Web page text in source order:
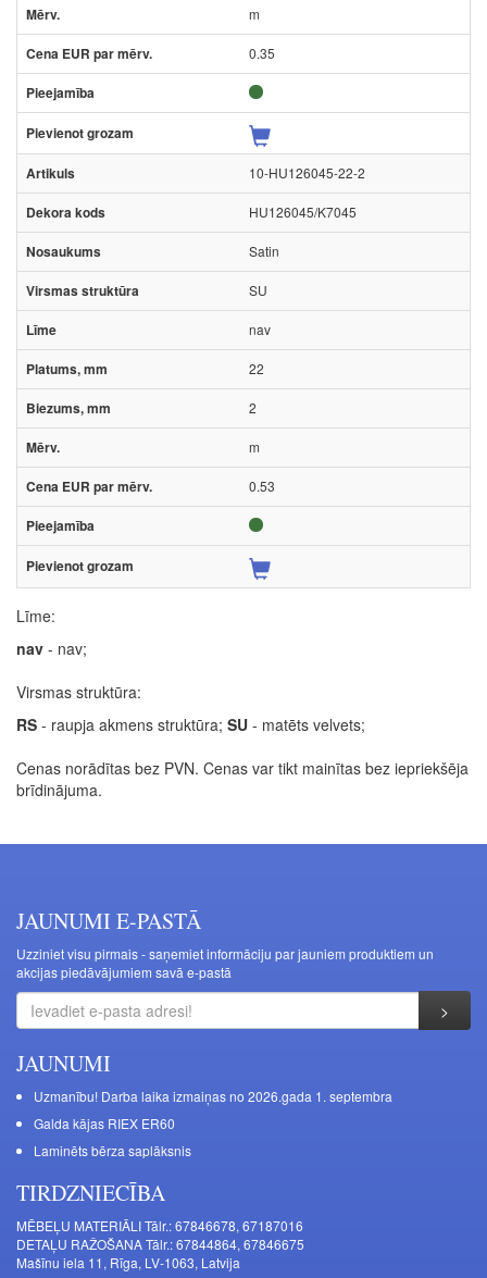
m
0.35
10-HU126045-22-2
HU126045/K7045
Satin
SU
nav
22
2
m
0.53
Līme:
nav - nav;
Virsmas struktūra:
RS - raupja akmens struktūra; SU - matēts velvets;
Cenas norādītas bez PVN. Cenas var tikt mainītas bez iepriekšēja
brīdinājuma.
JAUNUMI E-PASTĀ
Uzziniet visu pirmais - saņemiet informāciju par jauniem produktiem un
akcijas piedāvājumiem savā e-pastā
JAUNUMI
Uzmanību! Darba laika izmaiņas no 2026.gada 1. septembra
Galda kājas RIEX ER60
Laminēts bērza saplāksnis
TIRDZNIECĪBA
MĒBEĻU MATERIĀLI Tālr.: 67846678, 67187016
DETAĻU RAŽOŠANA Tālr.: 67844864, 67846675
Mašīnu iela 11, Rīga, LV-1063, Latvija